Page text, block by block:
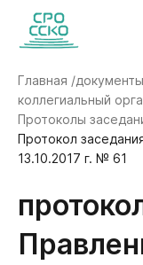
Главная /
коллегиальный
Протоколы
Протокол
13.10.2017 г. № 61
Протокол заседания